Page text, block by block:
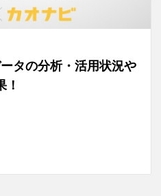
タの分析・活用状況や
！